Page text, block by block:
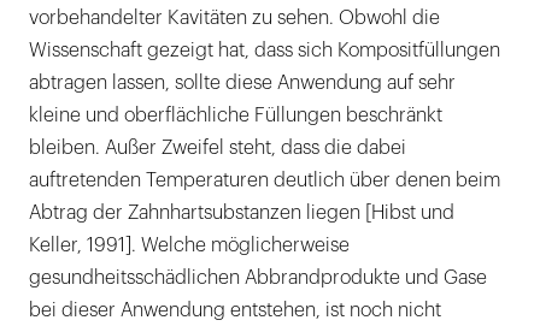
vorbehandelter Kavitäten zu sehen. Obwohl die
Wissenschaft gezeigt hat, dass sich Kompositfüllungen
abtragen lassen, sollte diese Anwendung auf sehr
kleine und oberflächliche Füllungen beschränkt
bleiben. Außer Zweifel steht, dass die dabei
auftretenden Temperaturen deutlich über denen beim
Abtrag der Zahnhartsubstanzen liegen [Hibst und
Keller, 1991]. Welche möglicherweise
gesundheitsschädlichen Abbrandprodukte und Gase
bei dieser Anwendung entstehen, ist noch nicht